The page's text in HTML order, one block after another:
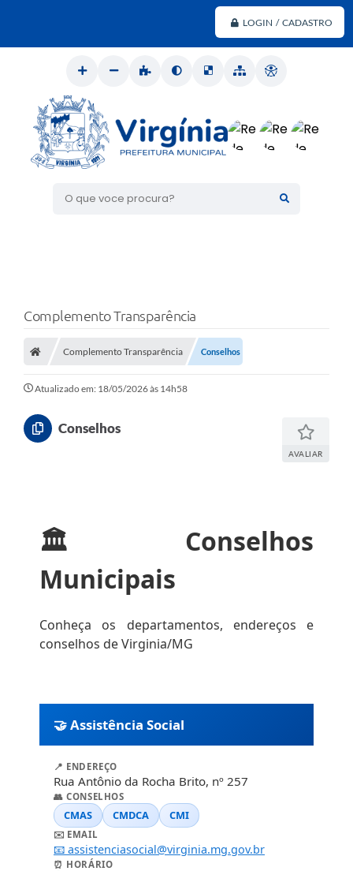
LOGIN / CADASTRO
O que voce procura?
Complemento Transparência
Complemento Transparência Conselhos
Atualizado em: 18/05/2026 às 14h58
Conselhos
AVALIAR
🏛️ Conselhos
Municipais
Conheça os departamentos, endereços e
conselhos de Virginia/MG
🤝 Assistência Social
📍 ENDEREÇO
Rua Antônio da Rocha Brito, nº 257
👥 CONSELHOS
CMAS CMDCA CMI
✉️ EMAIL
📧 assistenciasocial@virginia.mg.gov.br
⏰ HORÁRIO